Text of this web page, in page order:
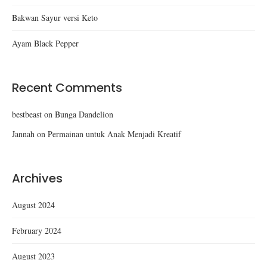
Bakwan Sayur versi Keto
Ayam Black Pepper
Recent Comments
bestbeast on Bunga Dandelion
Jannah on Permainan untuk Anak Menjadi Kreatif
Archives
August 2024
February 2024
August 2023